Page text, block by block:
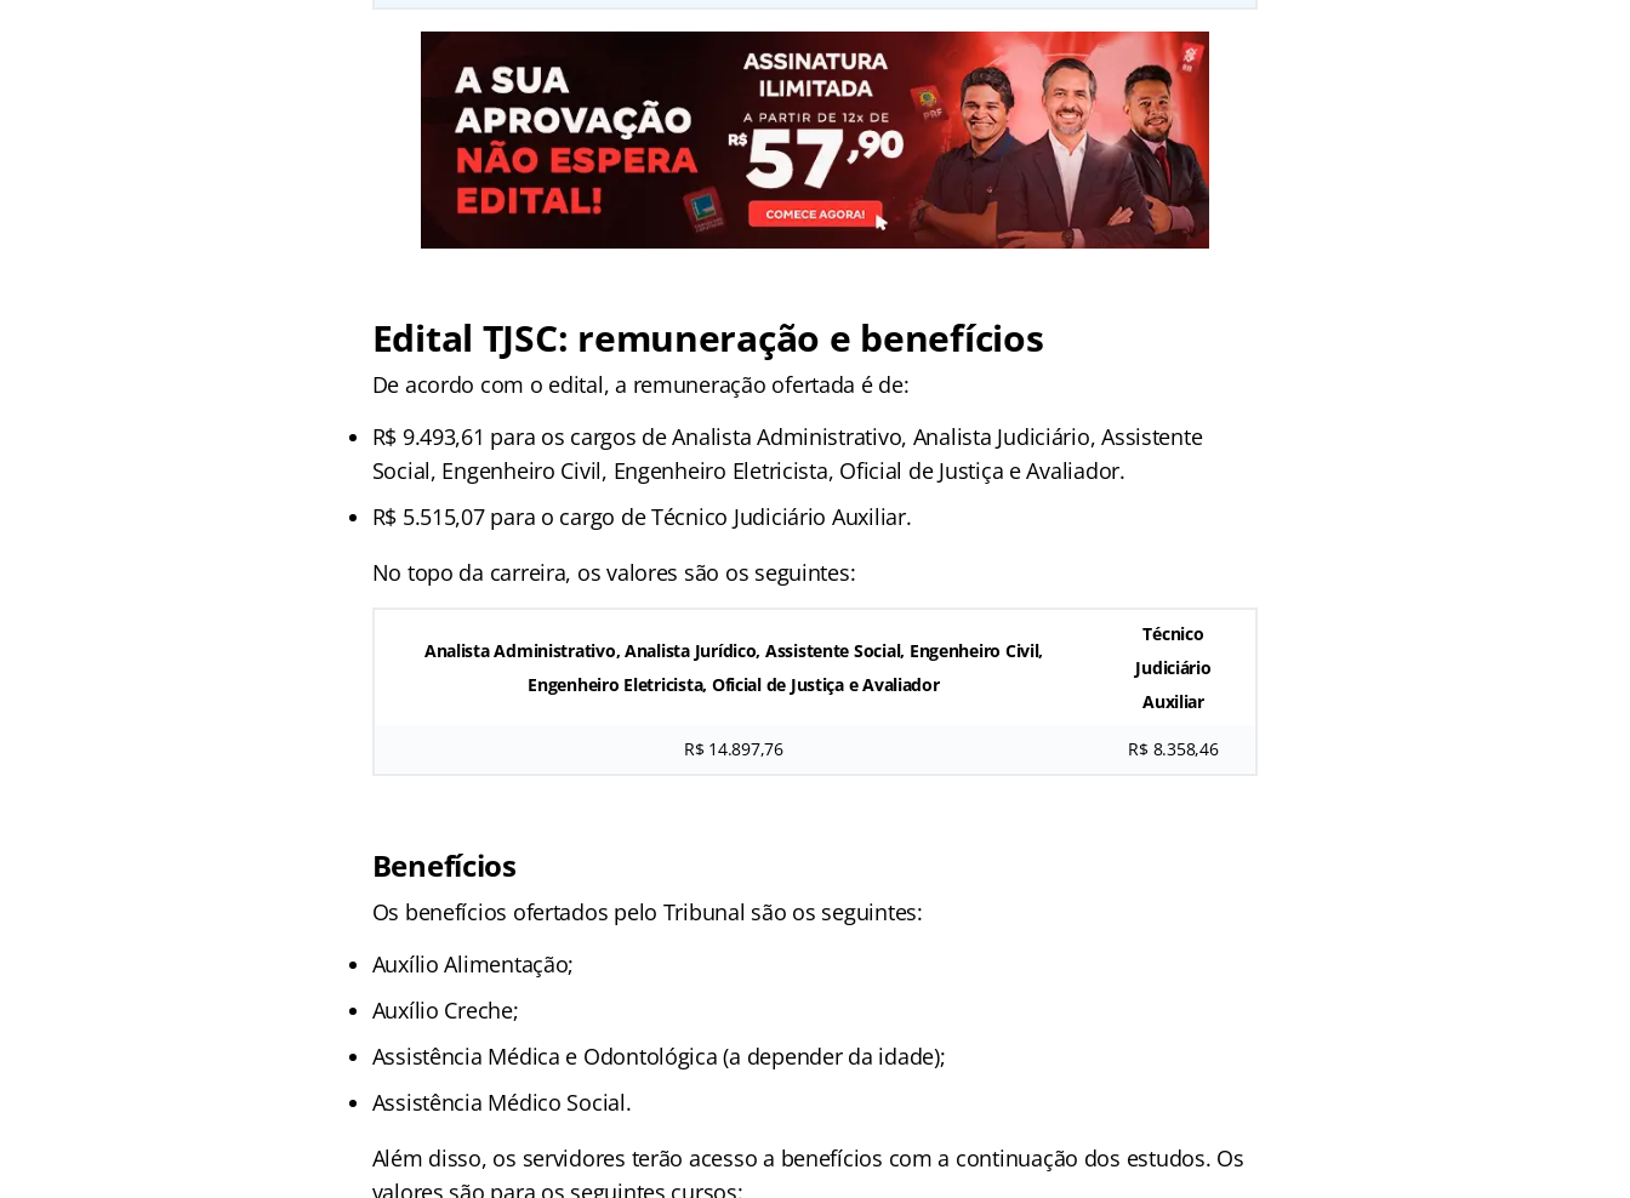
Edital TJSC: remuneração e benefícios
De acordo com o edital, a remuneração ofertada é de:
R$ 9.493,61 para os cargos de Analista Administrativo, Analista Judiciário, Assistente
Social, Engenheiro Civil, Engenheiro Eletricista, Oficial de Justiça e Avaliador.
R$ 5.515,07 para o cargo de Técnico Judiciário Auxiliar.
No topo da carreira, os valores são os seguintes:
Analista Administrativo, Analista Jurídico, Assistente Social, Engenheiro Civil,
Engenheiro Eletricista, Oficial de Justiça e Avaliador
Técnico
Judiciário
Auxiliar
R$ 14.897,76 R$ 8.358,46
Benefícios
Os benefícios ofertados pelo Tribunal são os seguintes:
Auxílio Alimentação;
Auxílio Creche;
Assistência Médica e Odontológica (a depender da idade);
Assistência Médico Social.
Além disso, os servidores terão acesso a benefícios com a continuação dos estudos. Os
valores são para os seguintes cursos: